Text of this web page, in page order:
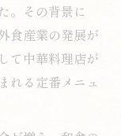
。その背景に
食産業の発展が
て中華料理店が
れる定番メニュ